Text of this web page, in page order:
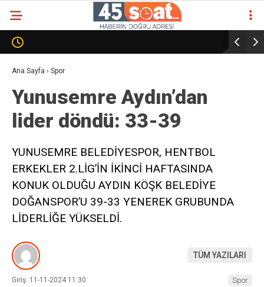
Ana Sayfa › Spor
Yunusemre Aydın’dan
lider döndü: 33-39
YUNUSEMRE BELEDİYESPOR, HENTBOL
ERKEKLER 2.LİG’İN İKİNCİ HAFTASINDA
KONUK OLDUĞU AYDIN KÖŞK BELEDİYE
DOĞANSPOR’U 39-33 YENEREK GRUBUNDA
LİDERLİĞE YÜKSELDİ.
TÜM YAZILARI
Giriş: 11-11-2024 11:30 Spor